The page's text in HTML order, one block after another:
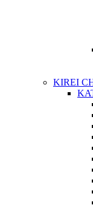
KIREI